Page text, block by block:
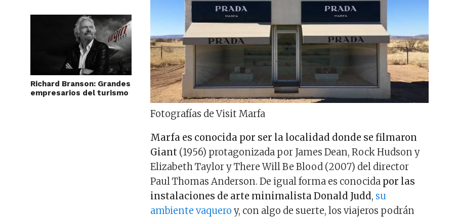
Richard Branson: Grandes
empresarios del turismo
Fotografías de Visit Marfa
Marfa es conocida por ser la localidad donde se filmaron
Giant (1956) protagonizada por James Dean, Rock Hudson y
Elizabeth Taylor y There Will Be Blood (2007) del director
Paul Thomas Anderson. De igual forma es conocida por las
instalaciones de arte minimalista Donald Judd, su
ambiente vaquero y, con algo de suerte, los viajeros podrán